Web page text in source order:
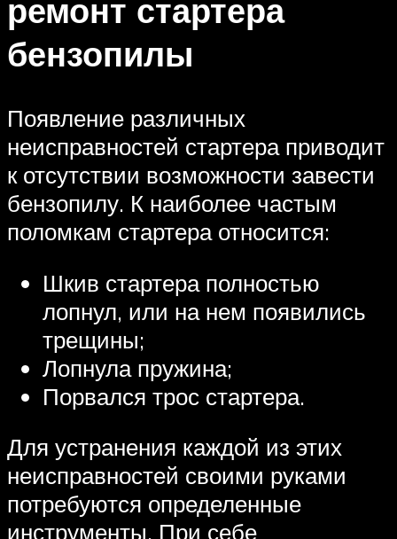
ремонт стартера
бензопилы
Появление различных
неисправностей стартера приводит
к отсутствии возможности завести
бензопилу. К наиболее частым
поломкам стартера относится:
Шкив стартера полностью
лопнул, или на нем появились
трещины;
Лопнула пружина;
Порвался трос стартера.
Для устранения каждой из этих
неисправностей своими руками
потребуются определенные
инструменты. При себе